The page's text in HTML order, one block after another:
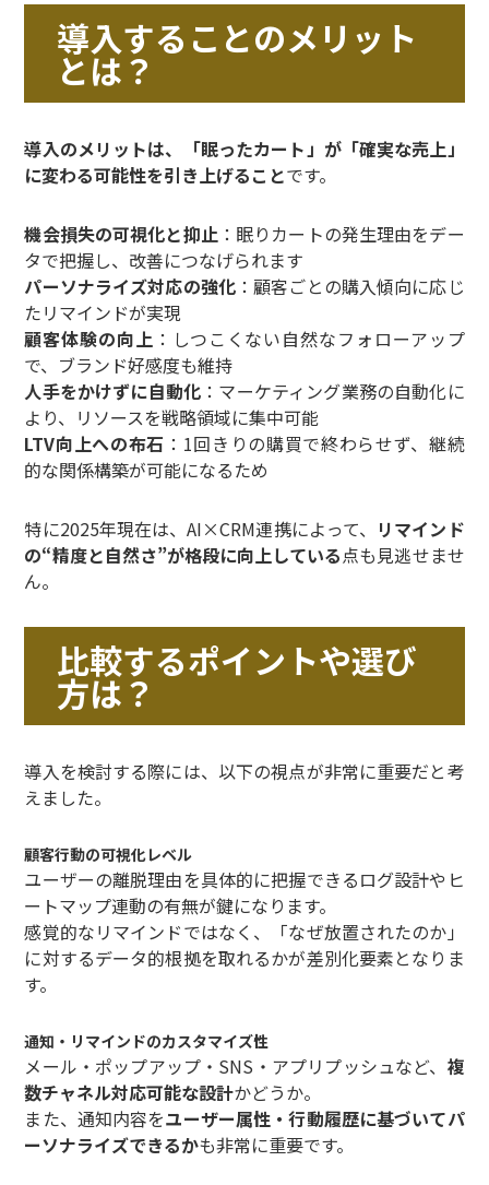
導入することのメリット
とは？
導入のメリットは、「眠ったカート」が「確実な売上」
に変わる可能性を引き上げることです。
機会損失の可視化と抑止 ：眠りカートの発生理由をデー
タで把握し、改善につなげられます
パーソナライズ対応の強化 ：顧客ごとの購入傾向に応じ
たリマインドが実現
顧客体験の向上 ：しつこくない自然なフォローアップ
で、ブランド好感度も維持
人手をかけずに自動化 ：マーケティング業務の自動化に
より、リソースを戦略領域に集中可能
LTV向上への布石 ：1回きりの購買で終わらせず、継続
的な関係構築が可能になるため
特に2025年現在は、AI×CRM連携によって、 リマインド
の“精度と自然さ”が格段に向上している点も見逃せませ
ん。
比較するポイントや選び
方は？
導入を検討する際には、以下の視点が非常に重要だと考
えました。
顧客行動の可視化レベル
ユーザーの離脱理由を具体的に把握できるログ設計やヒ
ートマップ連動の有無が鍵になります。
感覚的なリマインドではなく、「なぜ放置されたのか」
に対するデータ的根拠を取れるかが差別化要素となりま
す。
通知・リマインドのカスタマイズ性
メール・ポップアップ・SNS・アプリプッシュなど、 複
数チャネル対応可能な設計かどうか。
また、通知内容をユーザー属性・行動履歴に基づいてパ
ーソナライズできるかも非常に重要です。